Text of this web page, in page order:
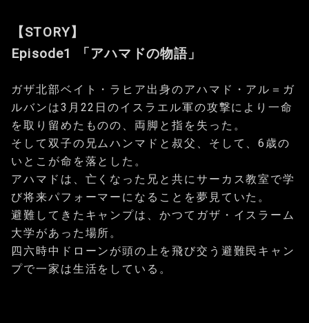
【STORY】
Episode1 「アハマドの物語」
ガザ北部ベイト・ラヒア出身のアハマド・アル＝ガ
ルバンは3月22日のイスラエル軍の攻撃により一命
を取り留めたものの、両脚と指を失った。
そして双子の兄ムハンマドと叔父、そして、6歳の
いとこが命を落とした。
アハマドは、亡くなった兄と共にサーカス教室で学
び将来パフォーマーになることを夢見ていた。
避難してきたキャンプは、かつてガザ・イスラーム
大学があった場所。
四六時中ドローンが頭の上を飛び交う避難民キャン
プで一家は生活をしている。